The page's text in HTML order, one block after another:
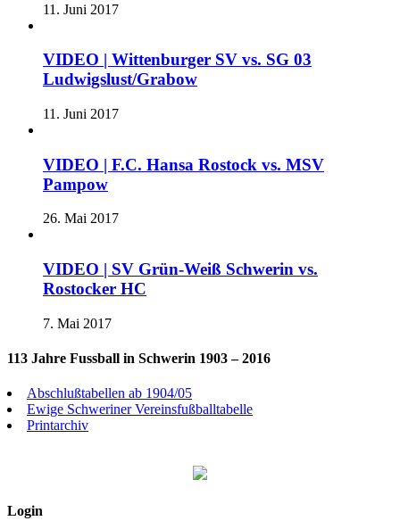
11. Juni 2017
VIDEO | Wittenburger SV vs. SG 03
Ludwigslust/Grabow
11. Juni 2017
VIDEO | F.C. Hansa Rostock vs. MSV
Pampow
26. Mai 2017
VIDEO | SV Grün-Weiß Schwerin vs.
Rostocker HC
7. Mai 2017
113 Jahre Fussball in Schwerin 1903 – 2016
Abschlußtabellen ab 1904/05
Ewige Schweriner Vereinsfußballtabelle
Printarchiv
Login